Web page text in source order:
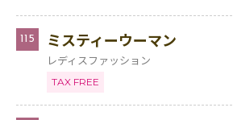
115 ミスティーウーマン
レディスファッション
TAX FREE